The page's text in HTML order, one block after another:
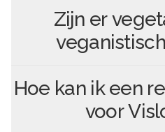
Zijn er
Hoe kan ik een
voor